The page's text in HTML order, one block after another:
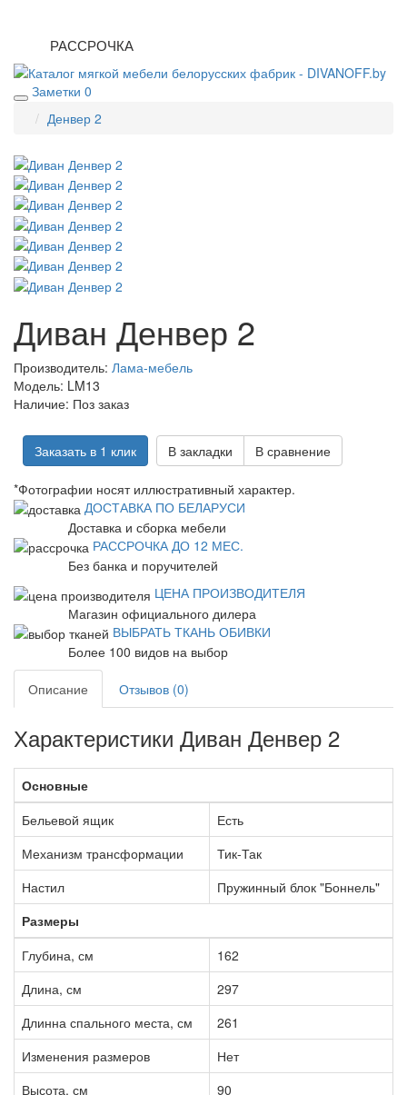
РАССРОЧКА
Заметки 0
Денвер 2
Диван Денвер 2
Производитель: Лама-мебель
Модель: LM13
Наличие: Поз заказ
Заказать в 1 клик В закладки В сравнение
*Фотографии носят иллюстративный характер.
ДОСТАВКА ПО БЕЛАРУСИ
Доставка и сборка мебели
РАССРОЧКА ДО 12 МЕС.
Без банка и поручителей
ЦЕНА ПРОИЗВОДИТЕЛЯ
Магазин официального дилера
ВЫБРАТЬ ТКАНЬ ОБИВКИ
Более 100 видов на выбор
Описание Отзывов (0)
Характеристики Диван Денвер 2
Основные
Бельевой ящик
Есть
Механизм трансформации
Тик-Так
Настил
Пружинный блок "Боннель"
Размеры
Глубина, см
162
Длина, см
297
Длинна спального места, см
261
Изменения размеров
Нет
Высота, см
90